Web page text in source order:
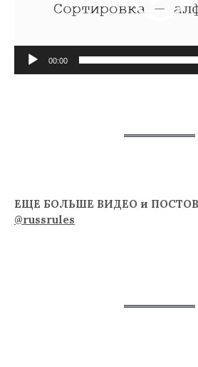
00:00
ЕЩЕ БОЛЬШЕ ВИДЕО и
@russrules